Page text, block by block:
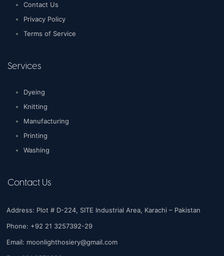
Contact Us
Privacy Policy
Terms of Service
Services
Dyeing
Knitting
Manufacturing
Printing
Washing
Contact Us
Address: Plot # D-224, SITE Industrial Area, Karachi – Pakistan
Phone: +92 21 3257392-29
Email: moonlighthosiery@gmail.com